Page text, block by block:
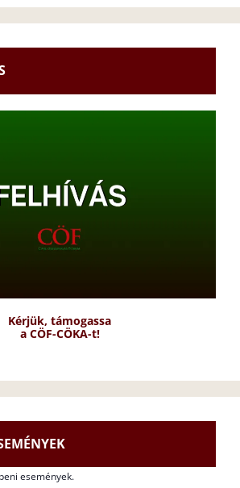
Kérjük, támogassa
a CÖF-CÖKA-t!
események.